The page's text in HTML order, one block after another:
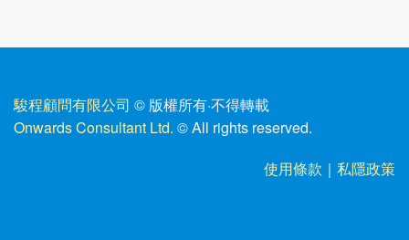
駿程顧問有限公司 © 版權所有·不得轉載
Onwards Consultant Ltd. © All rights reserved.
使用條款 ｜ 私隱政策